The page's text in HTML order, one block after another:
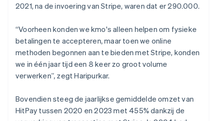
2021, na de invoering van Stripe, waren dat er 290.000.
“Voorheen konden we kmo's alleen helpen om fysieke
betalingen te accepteren, maar toen we online
methoden begonnen aan te bieden met Stripe, konden
we in één jaar tijd een 8 keer zo groot volume
verwerken”, zegt Haripurkar.
Bovendien steeg de jaarlijkse gemiddelde omzet van
HitPay tussen 2020 en 2023 met 455% dankzij de